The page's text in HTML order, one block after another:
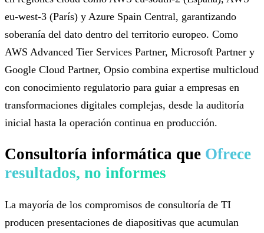
eu-west-3 (París) y Azure Spain Central, garantizando
soberanía del dato dentro del territorio europeo. Como
AWS Advanced Tier Services Partner, Microsoft Partner y
Google Cloud Partner, Opsio combina expertise multicloud
con conocimiento regulatorio para guiar a empresas en
transformaciones digitales complejas, desde la auditoría
inicial hasta la operación continua en producción.
Consultoría informática que Ofrece
resultados, no informes
La mayoría de los compromisos de consultoría de TI
producen presentaciones de diapositivas que acumulan